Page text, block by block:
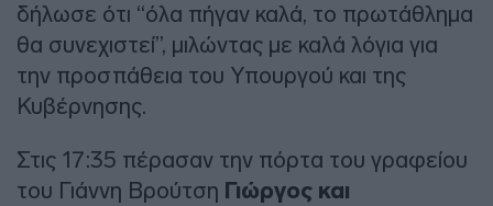
δήλωσε ότι “όλα πήγαν καλά, το πρωτάθλημα
θα συνεχιστεί”, μιλώντας με καλά λόγια για
την προσπάθεια του Υπουργού και της
Κυβέρνησης.
Στις 17:35 πέρασαν την πόρτα του γραφείου
του Γιάννη Βρούτση Γιώργος και